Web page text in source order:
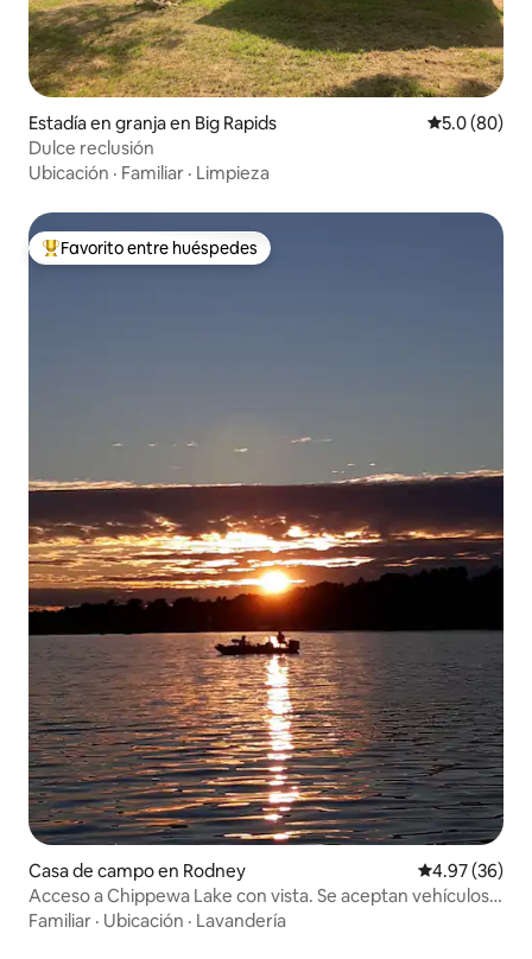
Estadía en granja en Big Rapids Calificación
5.0 (80)
Dulce reclusión
Ubicación · Familiar · Limpieza
Favorito entre huéspedes preferido
Favorito entre huéspedes
Casa de campo en Rodney Calificación
4.97 (36)
Acceso a Chippewa Lake con vista. Se aceptan vehículos
todoterreno.
Familiar · Ubicación · Lavandería